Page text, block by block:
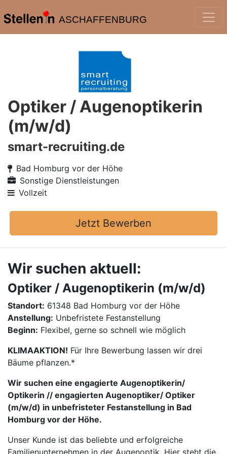
ASCHAFFENBURG
Optiker / Augenoptikerin
(m/w/d)
smart-recruiting.de
Bad Homburg vor der Höhe
Sonstige Dienstleistungen
Vollzeit
Jetzt Bewerben
Wir suchen aktuell:
Optiker / Augenoptikerin (m/w/d)
Standort: 61348 Bad Homburg vor der Höhe
Anstellung: Unbefristete Festanstellung
Beginn: Flexibel, gerne so schnell wie möglich
KLIMAAKTION! Für Ihre Bewerbung lassen wir drei
Bäume pflanzen.*
Wir suchen eine engagierte Augenoptikerin/
Optikerin // engagierten Augenoptiker/ Optiker
(m/w/d) in unbefristeter Festanstellung in Bad
Homburg vor der Höhe.
Unser Kunde ist das beliebte und erfolgreiche
Familienunternehmen in der Augenoptik. Hier steht die